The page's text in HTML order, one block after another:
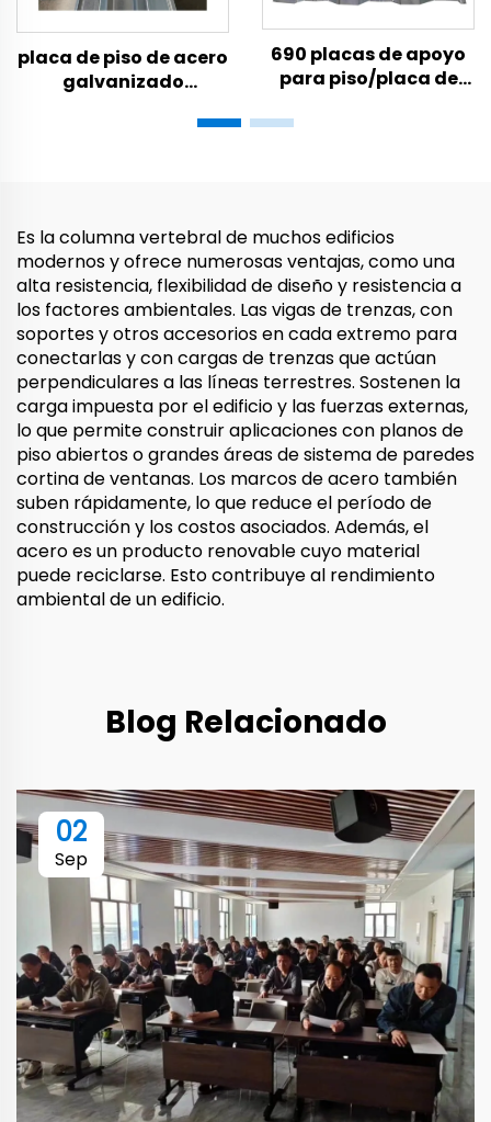
placa de piso de acero
galvanizado
690 placas de apoyo
para piso/placa de
de piso galvanizada
Es la columna vertebral de muchos edificios
modernos y ofrece numerosas ventajas, como una
alta resistencia, flexibilidad de diseño y resistencia a
los factores ambientales. Las vigas de trenzas, con
soportes y otros accesorios en cada extremo para
conectarlas y con cargas de trenzas que actúan
perpendiculares a las líneas terrestres. Sostenen la
carga impuesta por el edificio y las fuerzas externas,
lo que permite construir aplicaciones con planos de
piso abiertos o grandes áreas de sistema de paredes
cortina de ventanas. Los marcos de acero también
suben rápidamente, lo que reduce el período de
construcción y los costos asociados. Además, el
acero es un producto renovable cuyo material
puede reciclarse. Esto contribuye al rendimiento
ambiental de un edificio.
Blog Relacionado
02
Sep